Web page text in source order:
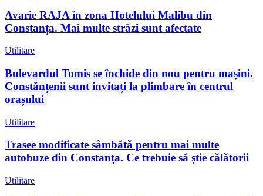
Avarie RAJA în zona Hotelului Malibu din
Constanța. Mai multe străzi sunt afectate
Utilitare
Bulevardul Tomis se închide din nou pentru mașini.
Constănțenii sunt invitați la plimbare în centrul
orașului
Utilitare
Trasee modificate sâmbătă pentru mai multe
autobuze din Constanța. Ce trebuie să știe călătorii
Utilitare